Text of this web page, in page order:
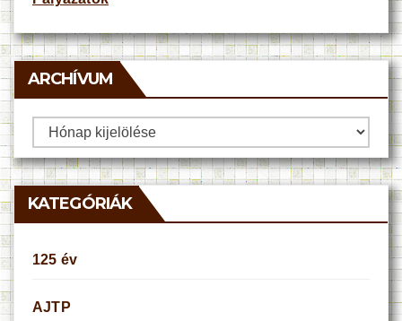
ARCHÍVUM
Archívum
KATEGÓRIÁK
125 év
AJTP